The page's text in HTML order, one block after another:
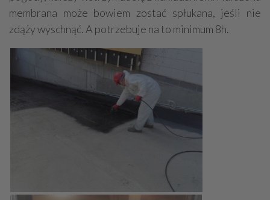
membrana może bowiem zostać spłukana, jeśli nie
zdąży wyschnąć. A potrzebuje na to minimum 8h.